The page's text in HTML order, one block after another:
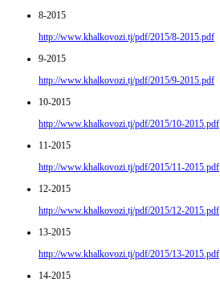
8-2015
http://www.khalkovozi.tj/pdf/2015/8-2015.pdf
9-2015
http://www.khalkovozi.tj/pdf/2015/9-2015.pdf
10-2015
http://www.khalkovozi.tj/pdf/2015/10-2015.pdf
11-2015
http://www.khalkovozi.tj/pdf/2015/11-2015.pdf
12-2015
http://www.khalkovozi.tj/pdf/2015/12-2015.pdf
13-2015
http://www.khalkovozi.tj/pdf/2015/13-2015.pdf
14-2015